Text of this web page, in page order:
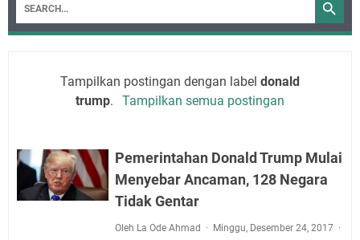
Tampilkan postingan dengan label donald
trump. Tampilkan semua postingan
Pemerintahan Donald Trump Mulai
Menyebar Ancaman, 128 Negara
Tidak Gentar
Oleh La Ode Ahmad
Minggu, Desember 24, 2017